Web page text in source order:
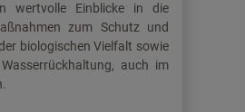
wertvolle Einblicke in die
zum Schutz und
biologischen Vielfalt sowie
auch im